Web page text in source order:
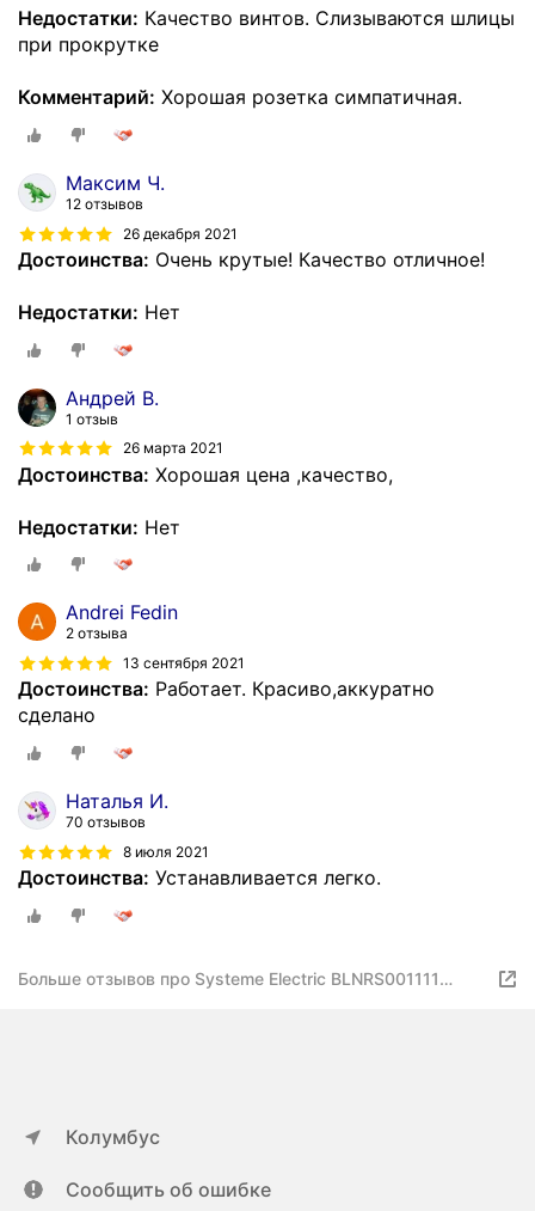
Недостатки: Качество винтов. Слизываются шлицы
при прокрутке
Комментарий: Хорошая розетка симпатичная.
Максим Ч.
12 отзывов
26 декабря 2021
Достоинства: Очень крутые! Качество отличное!
Недостатки: Нет
Андрей В.
1 отзыв
26 марта 2021
Достоинства: Хорошая цена ,качество,
Недостатки: Нет
Andrei Fedin
2 отзыва
13 сентября 2021
Достоинства: Работает. Красиво,аккуратно
сделано
Наталья И.
70 отзывов
8 июля 2021
Достоинства: Устанавливается легко.
Больше отзывов про Systeme Electric BLNRS001111
Колумбус
Сообщить об ошибке